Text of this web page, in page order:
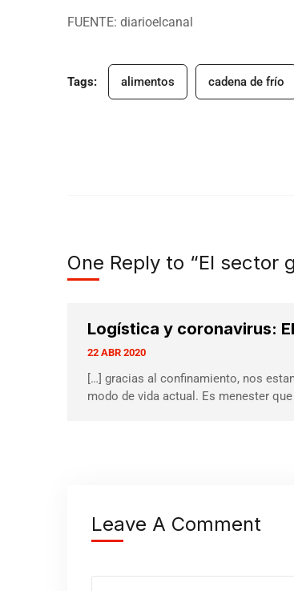
FUENTE: diarioelcanal
Tags: alimentos cadena de frío
One Reply to “El sector
Logística y coronavirus:
22 ABR 2020
[…] gracias al confinamiento, nos
modo de vida actual. Es menester
Leave A Comment